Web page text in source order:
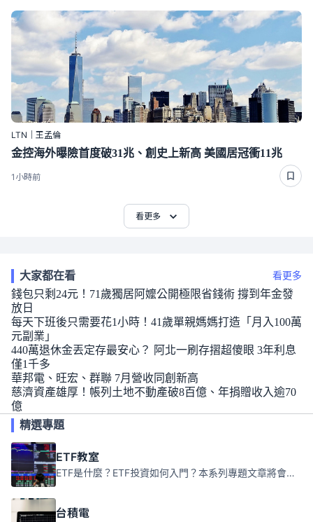
LTN｜王孟倫
金控海外曝險首度破31兆、創史上新高 美國居冠衝11兆
1小時前
看更多
大家都在看 看更多
錢包只剩24元！71歲獨居阿嬤公開極限省錢術 撐到年金發
放日
每天下班後只需要花1小時！41歲單親媽媽打造「月入100萬
元副業」
440萬退休金丟定存最安心？ 阿北一刷存摺超傻眼 3年利息
僅1千多
華邦電、旺宏、群聯 7月營收同創新高
慈濟資產雄厚！帳列土地不動產破8百億、年捐贈收入逾70
億
精選專題
ETF教室
ETF是什麼？ETF投資如何入門？本系列專題文章將會告訴你新手必須知道的ETF基礎知識。
台積電